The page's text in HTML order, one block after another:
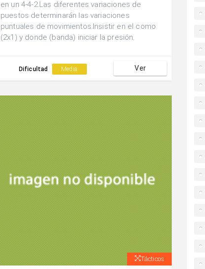
en un 4-4-2.Las diferentes variaciones de
puestos determinarán las variaciones
puntuales de movimientos.Insistir en el como
(2x1) y donde (banda) iniciar la presión.
Dificultad Media Ver
Tácticos